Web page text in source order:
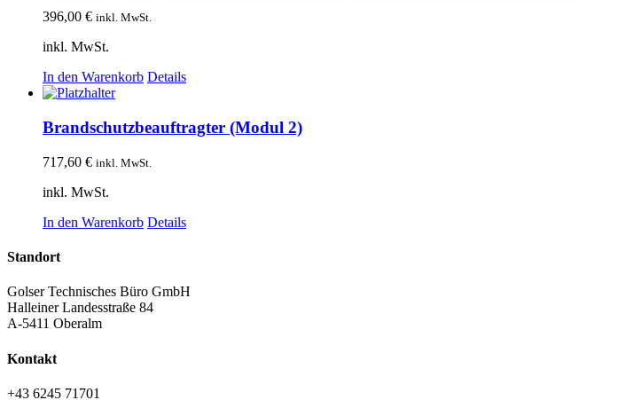
396,00 € inkl. MwSt.
inkl. MwSt.
In den Warenkorb Details
Brandschutzbeauftragter (Modul 2)
717,60 € inkl. MwSt.
inkl. MwSt.
In den Warenkorb Details
Standort
Golser Technisches Büro GmbH
Halleiner Landesstraße 84
A-5411 Oberalm
Kontakt
+43 6245 71701